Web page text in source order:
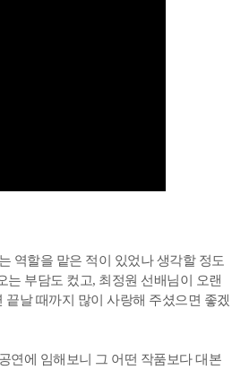
역할을 맡은 적이 있었나 생각할 정도
는 부담도 컸고, 최정원 선배님이 오랜
끝날 때까지 많이 사랑해 주셨으면 좋겠
연에 임해보니 그 어떤 작품보다 대본